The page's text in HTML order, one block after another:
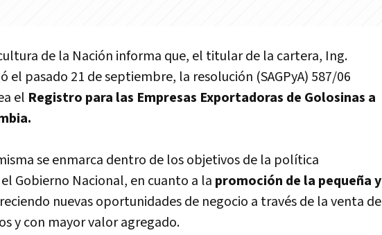
de la Nación informa que, el titular de la cartera, Ing.
el pasado 21 de septiembre, la resolución (SAGPyA) 587/06
el Registro para las Empresas Exportadoras de Golosinas a
se enmarca dentro de los objetivos de la polí­tica
Gobierno Nacional, en cuanto a la promoción de la pequeña y
nuevas oportunidades de negocio a través de la venta de
y con mayor valor agregado.